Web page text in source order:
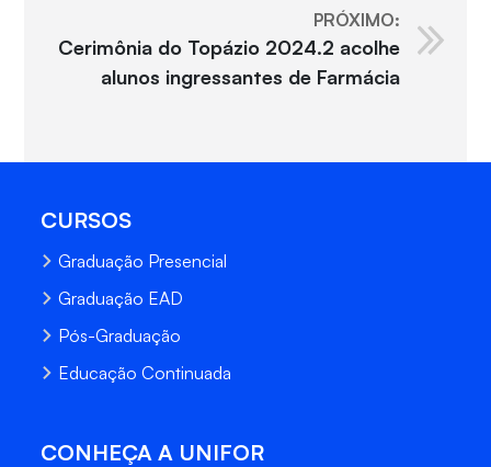
PRÓXIMO:
Cerimônia do Topázio 2024.2 acolhe
alunos ingressantes de Farmácia
CURSOS
Graduação Presencial
Graduação EAD
Pós-Graduação
Educação Continuada
CONHEÇA A UNIFOR